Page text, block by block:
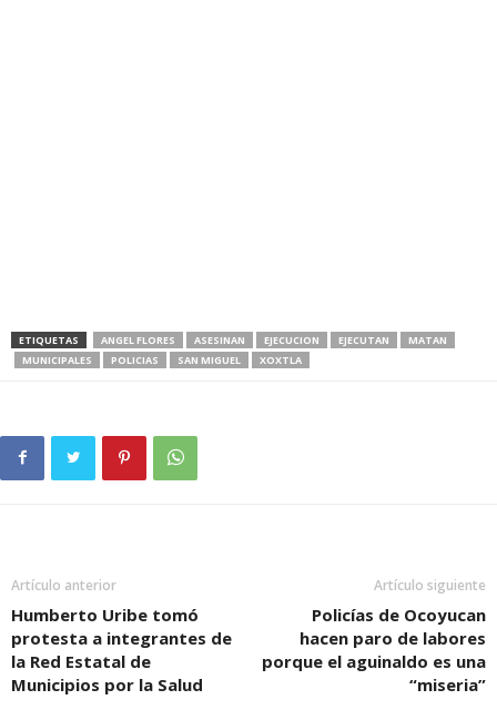
ETIQUETAS ANGEL FLORES ASESINAN EJECUCION EJECUTAN
MATAN
MUNICIPALES
POLICIAS SAN MIGUEL XOXTLA
Artículo anterior
Humberto Uribe tomó
protesta a integrantes de
la Red Estatal de
Municipios por la Salud
Artículo siguiente
Policías de Ocoyucan
hacen paro de labores
porque el aguinaldo es una
“miseria”